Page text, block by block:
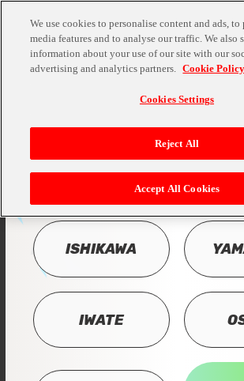
LIVE
ISHIKAWA
IWATE
We use cookies to personalise content and ads,
media features and to analyse our traffic. We also
information about your use of our site with our
advertising and analytics partners. Cookie Policy
Cookies Settings
Reject All
Accept All Cookies